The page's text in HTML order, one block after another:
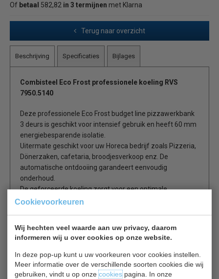
Cookievoorkeuren
Wij hechten veel waarde aan uw privacy, daarom
informeren wij u over cookies op onze website.
In deze pop-up kunt u uw voorkeuren voor cookies instellen.
Meer informatie over de verschillende soorten cookies die wij
gebruiken, vindt u op onzecookiespagina. In onze
Of betaal 582,82 in 3 termijnen met Klarna
Terug naar overzicht
Beschrijving Specificaties Bijlages
Combisteel Eco Frost professionele koeling RVS
7950.5140
Deze professionele Eco Frost budget line pizzawerkbank
3 deurs is geschikt voor intensief gebruik en heeft 60 mm
energiebesparende isolatie.
Uitermate geschikt voor uw Horeca bedrijf zoals Pizzeria,
Dönerzaken, cafetaria, broodjesverkoop enz. De
automatische ontdooiing garandeert eenvoudig
onderhoud.
De geforceerde koeling zorgt voor een optimale
conservering van de voedingsproducten. Door de
EcoFrost een nieuw kwaliteit budget label van
Combisteel, deze commerciële koelingen zijn speciaal
gefabriceerd als budgetline onder Combisteel ’s strenge
gestelde eisen en geeft daarom ook gerust 12 maanden